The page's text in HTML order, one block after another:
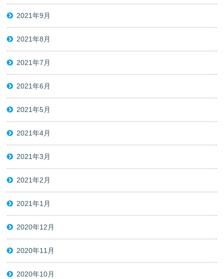
2021年9月
2021年8月
2021年7月
2021年6月
2021年5月
2021年4月
2021年3月
2021年2月
2021年1月
2020年12月
2020年11月
2020年10月